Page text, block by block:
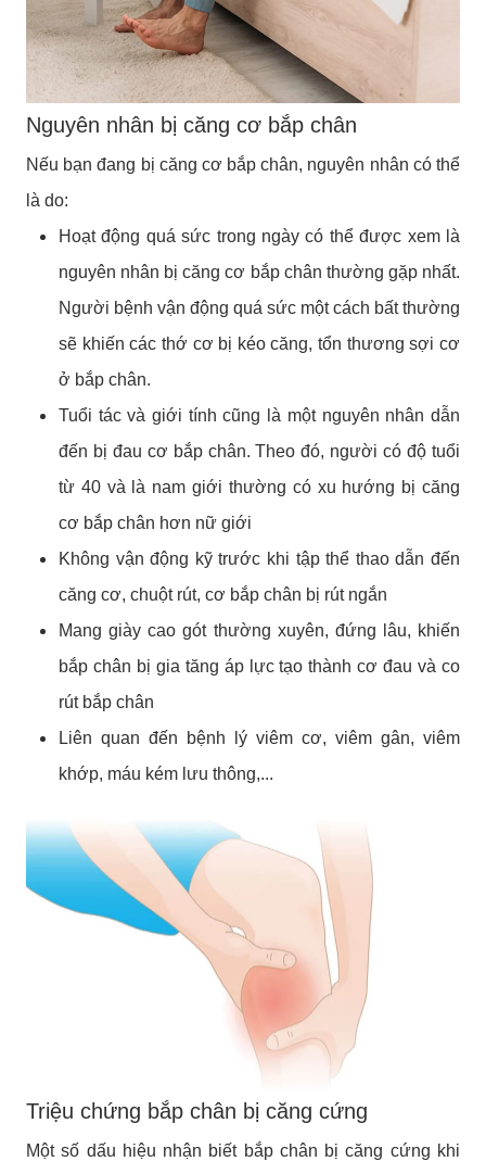
Nguyên nhân bị căng cơ bắp chân
Nếu bạn đang bị căng cơ bắp chân, nguyên nhân có thể
là do:
Hoạt động quá sức trong ngày có thể được xem là
nguyên nhân bị căng cơ bắp chân thường gặp nhất.
Người bệnh vận động quá sức một cách bất thường
sẽ khiến các thớ cơ bị kéo căng, tổn thương sợi cơ
ở bắp chân.
Tuổi tác và giới tính cũng là một nguyên nhân dẫn
đến bị đau cơ bắp chân. Theo đó, người có độ tuổi
từ 40 và là nam giới thường có xu hướng bị căng
cơ bắp chân hơn nữ giới
Không vận động kỹ trước khi tập thể thao dẫn đến
căng cơ, chuột rút, cơ bắp chân bị rút ngắn
Mang giày cao gót thường xuyên, đứng lâu, khiến
bắp chân bị gia tăng áp lực tạo thành cơ đau và co
rút bắp chân
Liên quan đến bệnh lý viêm cơ, viêm gân, viêm
khớp, máu kém lưu thông,...
Triệu chứng bắp chân bị căng cứng
Một số dấu hiệu nhận biết bắp chân bị căng cứng khi